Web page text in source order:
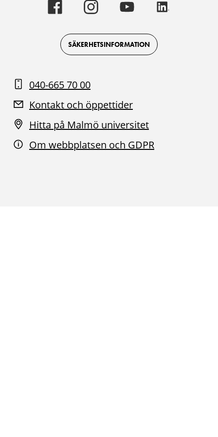
Malmö
universitet
on
Facebook
Malmö
universitet
on
Instagram
Malmö
universitet
on
Youtube
SÄKERHETSINFORMATION
040-665 70 00
Kontakt och öppettider
Hitta på Malmö universitet
Om webbplatsen och GDPR